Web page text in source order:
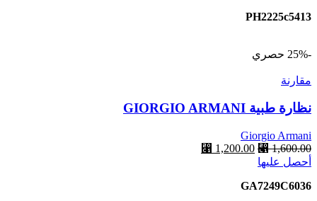
PH2225c5413
-25% حصري
مقارنة
نظارة طبية GIORGIO ARMANI
Giorgio Armani
⃁1,600.00
⃁ 1,200.00
أحصل عليها
GA7249C6036